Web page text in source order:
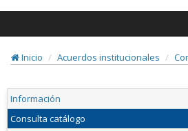
Inicio
Acuerdos institucionales
Información
Consulta catálogo